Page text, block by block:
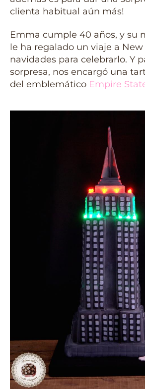
clienta habitual aún más!
Emma cumple 40 años, y su
le ha regalado un viaje a New
navidades para celebrarlo. Y
sorpresa, nos encargó una
del emblemático Empire